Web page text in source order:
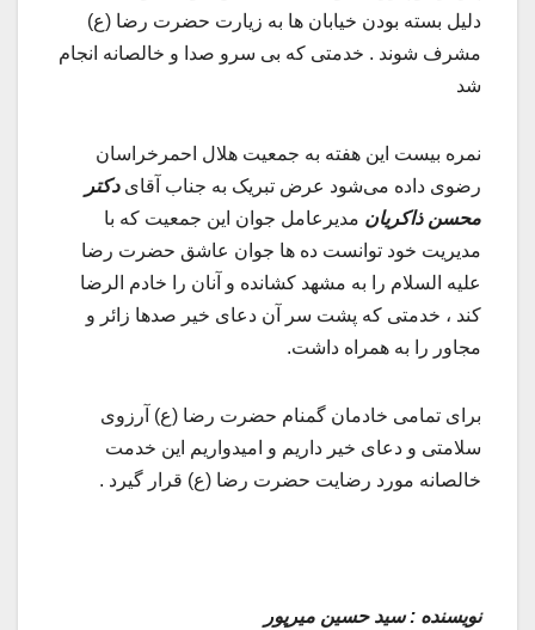
دلیل بسته بودن خیابان ها به زیارت حضرت رضا (ع)
مشرف شوند . خدمتی که بی سرو صدا و خالصانه انجام
شد
نمره بیست این هفته به جمعیت هلال احمرخراسان
رضوی داده می‌شود عرض تبریک به جناب آقایدکتر
محسن ذاکریان مدیرعامل جوان این جمعیت که با
مدیریت خود توانست ده ها جوان عاشق حضرت رضا
علیه السلام را به مشهد کشانده و آنان را خادم الرضا
کند ، خدمتی که پشت سر آن دعای خیر صدها زائر و
مجاور را به همراه داشت.
برای تمامی خادمان گمنام حضرت رضا (ع) آرزوی
سلامتی و دعای خیر داریم و امیدواریم این خدمت
خالصانه مورد رضایت حضرت رضا (ع) قرار گیرد .
نویسنده : سید حسین میرپور